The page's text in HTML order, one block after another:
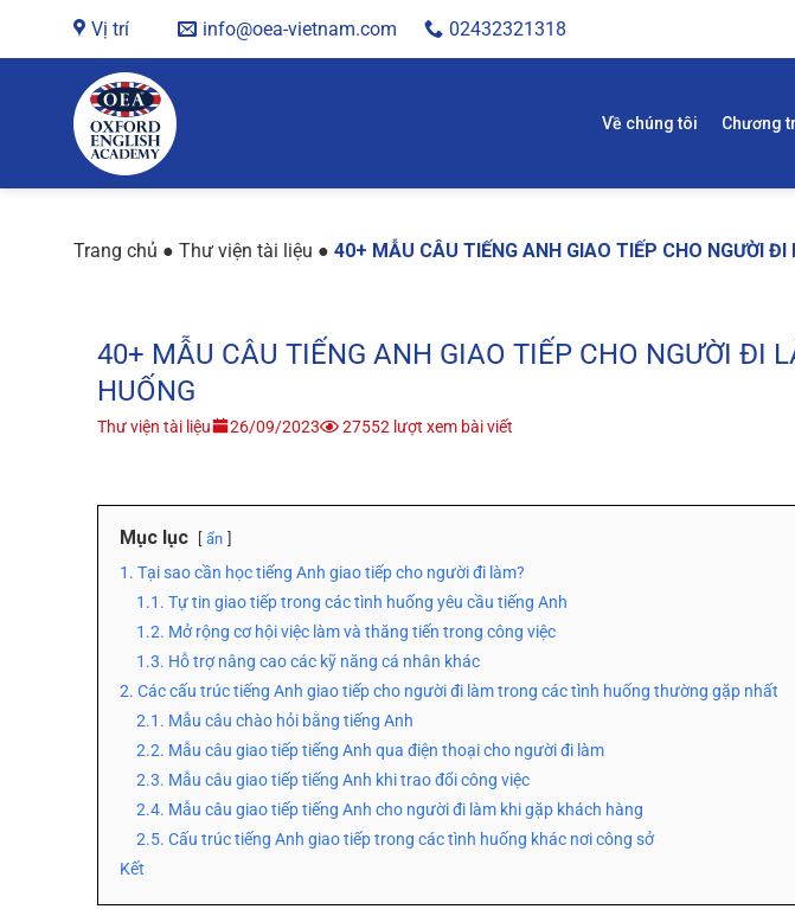
Vị trí info@oea-vietnam.com 02432321318
Về chúng tôi Chương
Trang chủ ● Thư viện tài liệu ● 40+ MẪU CÂU TIẾNG ANH GIAO TIẾP CHO NGƯỜI
40+ MẪU CÂU TIẾNG ANH GIAO TIẾP CHO NGƯỜI ĐI
HUỐNG
Thư viện tài liệu 26/09/2023 27552 lượt xem bài viết
Mục lục ẩn
1. Tại sao cần học tiếng Anh giao tiếp cho người đi làm?
1.1. Tự tin giao tiếp trong các tình huống yêu cầu tiếng Anh
1.2. Mở rộng cơ hội việc làm và thăng tiến trong công việc
1.3. Hỗ trợ nâng cao các kỹ năng cá nhân khác
2. Các cấu trúc tiếng Anh giao tiếp cho người đi làm trong các tình huống thường gặp nhất
2.1. Mẫu câu chào hỏi bằng tiếng Anh
2.2. Mẫu câu giao tiếp tiếng Anh qua điện thoại cho người đi làm
2.3. Mẫu câu giao tiếp tiếng Anh khi trao đổi công việc
2.4. Mẫu câu giao tiếp tiếng Anh cho người đi làm khi gặp khách hàng
2.5. Cấu trúc tiếng Anh giao tiếp trong các tình huống khác nơi công sở
Kết